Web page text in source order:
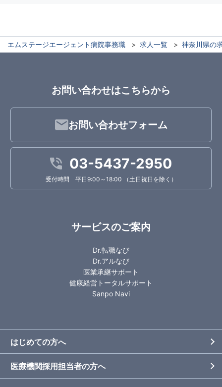
エムステージエージェント病院事務職 求人一覧 神奈川県の
お問い合わせはこちらから
お問い合わせフォーム
03-5437-2950
受付時間 平日9:00～18:00 （土日祝日を除く）
サービスのご案内
Dr.転職なび
Dr.アルなび
医業承継サポート
健康経営トータルサポート
Sanpo Navi
はじめての方へ
医療機関採用担当者の方へ